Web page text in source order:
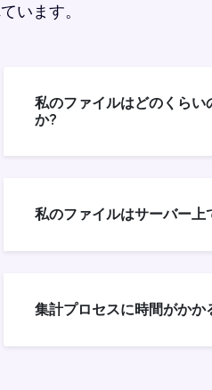
います。
私のファイルはどのくら
か?
私のファイルはサーバー上
集計プロセスに時間がかか